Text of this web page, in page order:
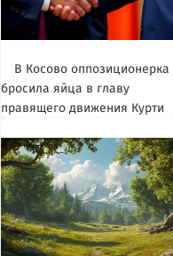
В Косово оппозиционерка
бросила яйца в главу
правящего движения Курти